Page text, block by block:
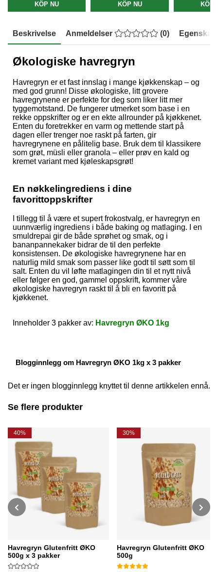
KÖP NU
KÖP NU
KÖP
Beskrivelse Anmeldelser (0)
Økologiske havregryn
Havregryn er et fast innslag i mange kjøkkenskap – og
med god grunn! Disse økologiske, litt grovere
havregrynene er perfekte for deg som liker litt mer
tyggemotstand. De fungerer utmerket som base i en
rekke oppskrifter og er en ekte allrounder på kjøkkenet.
Enten du foretrekker en varm og mettende start på
dagen eller trenger noe raskt på farten, gir
havregrynene en pålitelig base. Bruk dem til klassikere
som grøt, müsli eller granola – eller prøv en kald og
kremet variant med kjøleskapsgrøt!
En nøkkelingrediens i dine
favorittoppskrifter
I tillegg til å være et supert frokostvalg, er havregryn en
uunnværlig ingrediens i både baking og matlaging. I en
smuldrepai gir de både sprøhet og smak, og i
bananpannekaker bidrar de til den perfekte
konsistensen. De økologiske havregrynene har en
naturlig mild smak som passer like godt til søtt som til
salt. Enten du vil løfte matlagingen din til et nytt nivå
eller følger en god, gammel oppskrift, kommer våre
økologiske havregryn raskt til å bli en favoritt på
kjøkkenet.
Inneholder 3 pakker av: Havregryn ØKO 1kg
Blogginnlegg om Havregryn ØKO 1kg x 3 pakker
Det er ingen blogginnlegg knyttet til denne artikkelen ennå.
Se flere produkter
40%
Havregryn Glutenfritt ØKO
500g x 3 pakker
30%
Havregryn Glutenfritt ØKO
500g